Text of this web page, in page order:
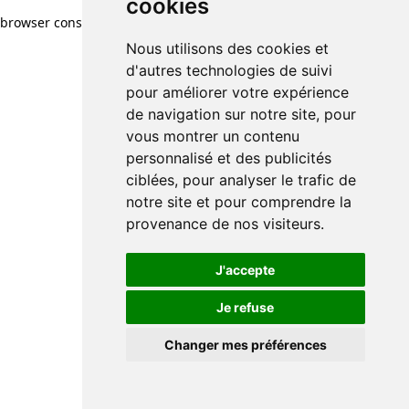
cookies
Nous utilisons des cookies et
d'autres technologies de suivi
pour améliorer votre expérience
de navigation sur notre site, pour
vous montrer un contenu
personnalisé et des publicités
ciblées, pour analyser le trafic de
notre site et pour comprendre la
provenance de nos visiteurs.
J'accepte
Je refuse
Changer mes préférences
browser console for more information)